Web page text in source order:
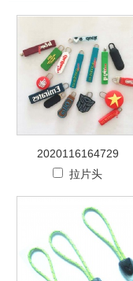
2020116164729
拉片头